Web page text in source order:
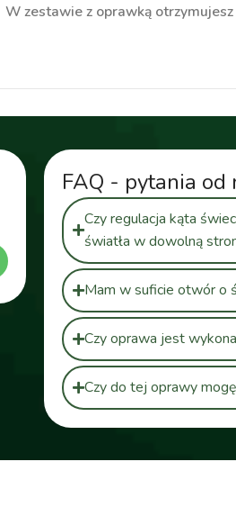
W zestawie z oprawką
FAQ - pytania
Czy regulacja kąta
światła w dowolną
Mam w suficie otwór o
Czy oprawa jest
Czy do tej oprawy